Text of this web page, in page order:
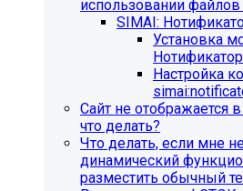
использовании
SIMAI:
Установка
Нотификатор
Настройка
Сайт не отображается
что делать?
Что делать, если мне
динамический
разместить обычный